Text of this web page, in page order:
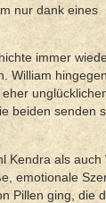
nur dank eines
immer
William hingegen
beiden senden
Kendra als auch
emotionale
Pillen ging, die